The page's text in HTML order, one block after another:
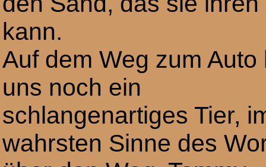
kann.
Auf dem Weg zum Auto
uns noch ein
schlangenartiges Tier,
wahrsten Sinne des